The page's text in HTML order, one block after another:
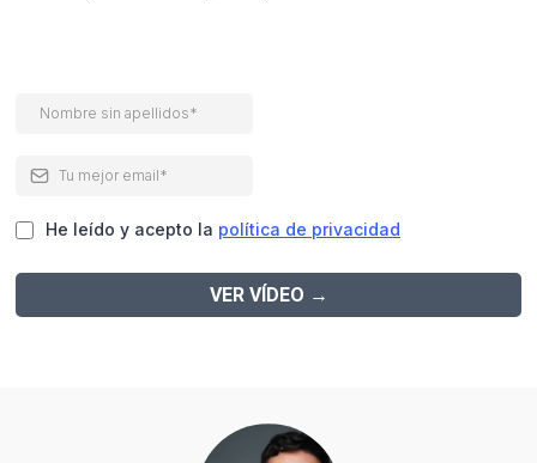
He leído y acepto la política de privacidad
VER VÍDEO →